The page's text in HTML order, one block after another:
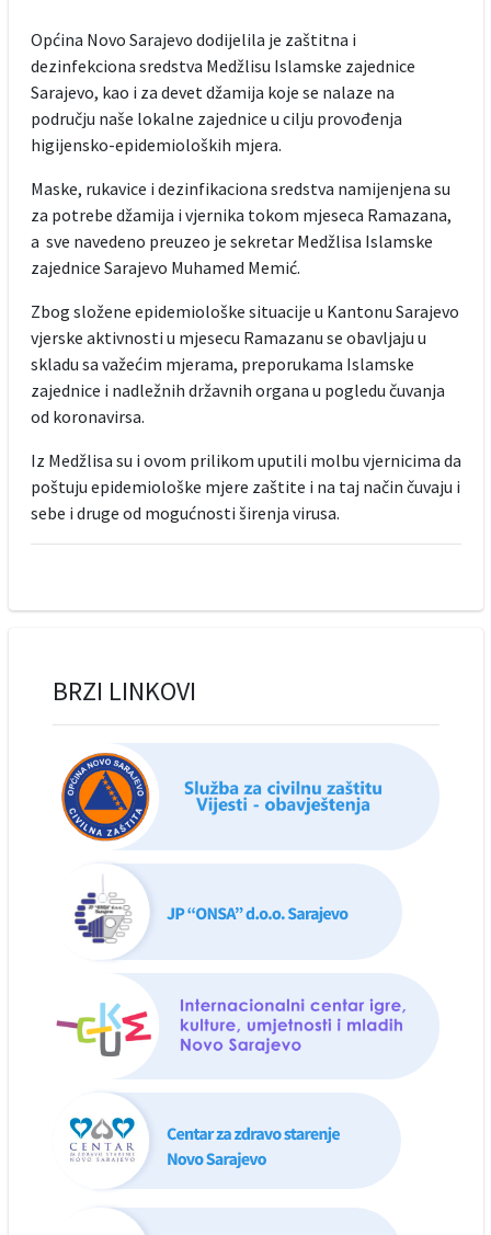
Općina Novo Sarajevo dodijelila je zaštitna i
dezinfekciona sredstva Medžlisu Islamske zajednice
Sarajevo, kao i za devet džamija koje se nalaze na
području naše lokalne zajednice u cilju provođenja
higijensko-epidemioloških mjera.
Maske, rukavice i dezinfikaciona sredstva namijenjena su
za potrebe džamija i vjernika tokom mjeseca Ramazana,
a sve navedeno preuzeo je sekretar Medžlisa Islamske
zajednice Sarajevo Muhamed Memić.
Zbog složene epidemiološke situacije u Kantonu Sarajevo
vjerske aktivnosti u mjesecu Ramazanu se obavljaju u
skladu sa važećim mjerama, preporukama Islamske
zajednice i nadležnih državnih organa u pogledu čuvanja
od koronavirsa.
Iz Medžlisa su i ovom prilikom uputili molbu vjernicima da
poštuju epidemiološke mjere zaštite i na taj način čuvaju i
sebe i druge od mogućnosti širenja virusa.
BRZI LINKOVI